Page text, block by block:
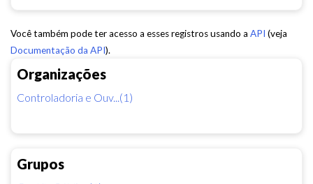
Organizações
Controladoria e Ouv...(1)
Grupos
Você também pode ter acesso a esses registros usando a API (veja
Documentação da API).